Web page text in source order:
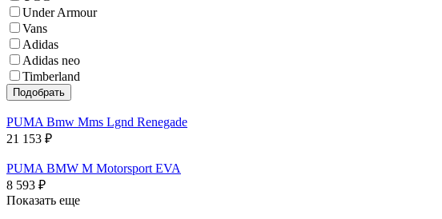
Under Armour
Vans
Adidas
Adidas neo
Timberland
PUMA Bmw Mms Lgnd Renegade
21 153 ₽
PUMA BMW M Motorsport EVA
8 593 ₽
Показать еще